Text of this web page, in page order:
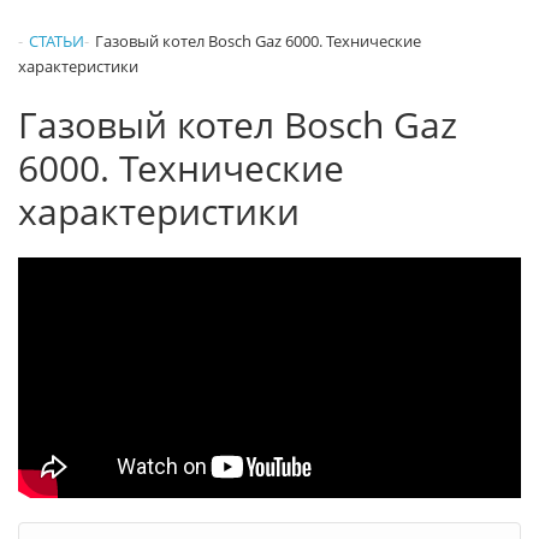
СТАТЬИ
Газовый котел Bosch Gaz 6000. Технические
характеристики
Газовый котел Bosch Gaz
6000. Технические
характеристики